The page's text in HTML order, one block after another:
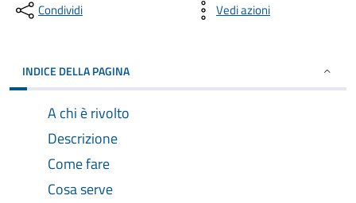
Condividi Vedi azioni
INDICE DELLA PAGINA
A chi è rivolto
Descrizione
Come fare
Cosa serve